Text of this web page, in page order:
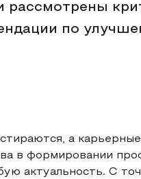
рассмотрены
по
а
в формировании
актуальность. С